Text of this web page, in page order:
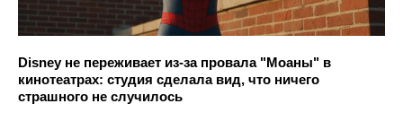
Disney не переживает из-за провала "Моаны" в
кинотеатрах: студия сделала вид, что ничего
страшного не случилось